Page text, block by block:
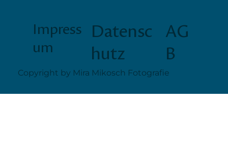
Impress
um
Datensc
hutz
AG
B
Copyright by Mira Mikosch Fotografie